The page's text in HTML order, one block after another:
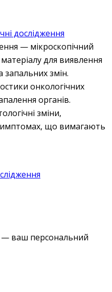
дослідження
— мікроскопічний
матеріалу для виявлення
запальних змін.
онкологічних
органів.
зміни,
що вимагають
ваш персональний